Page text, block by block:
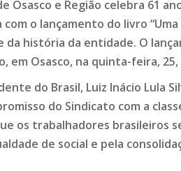
Osasco e Região celebra 61
o lançamento do livro
da história da entidade. O
em Osasco, na quinta-feira,
do Brasil, Luiz Inácio Lula
do Sindicato com a
os trabalhadores brasileiros
de social e pela